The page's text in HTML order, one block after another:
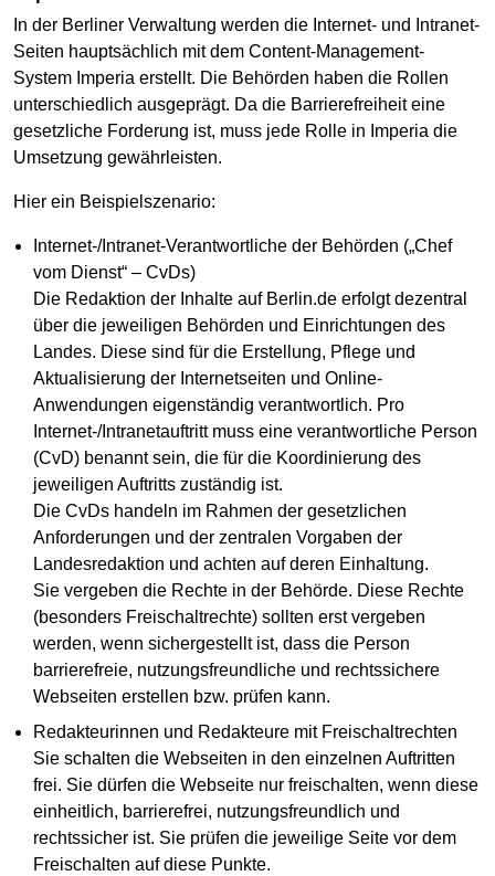
In der Berliner Verwaltung werden die Internet- und Intranet-
Seiten hauptsächlich mit dem Content-Management-
System Imperia erstellt. Die Behörden haben die Rollen
unterschiedlich ausgeprägt. Da die Barrierefreiheit eine
gesetzliche Forderung ist, muss jede Rolle in Imperia die
Umsetzung gewährleisten.
Hier ein Beispielszenario:
Internet-/Intranet-Verantwortliche der Behörden („Chef
vom Dienst“ – CvDs)
Die Redaktion der Inhalte auf Berlin.de erfolgt dezentral
über die jeweiligen Behörden und Einrichtungen des
Landes. Diese sind für die Erstellung, Pflege und
Aktualisierung der Internetseiten und Online-
Anwendungen eigenständig verantwortlich. Pro
Internet-/Intranetauftritt muss eine verantwortliche Person
(CvD) benannt sein, die für die Koordinierung des
jeweiligen Auftritts zuständig ist.
Die CvDs handeln im Rahmen der gesetzlichen
Anforderungen und der zentralen Vorgaben der
Landesredaktion und achten auf deren Einhaltung.
Sie vergeben die Rechte in der Behörde. Diese Rechte
(besonders Freischaltrechte) sollten erst vergeben
werden, wenn sichergestellt ist, dass die Person
barrierefreie, nutzungsfreundliche und rechtssichere
Webseiten erstellen bzw. prüfen kann.
Redakteurinnen und Redakteure mit Freischaltrechten
Sie schalten die Webseiten in den einzelnen Auftritten
frei. Sie dürfen die Webseite nur freischalten, wenn diese
einheitlich, barrierefrei, nutzungsfreundlich und
rechtssicher ist. Sie prüfen die jeweilige Seite vor dem
Freischalten auf diese Punkte.